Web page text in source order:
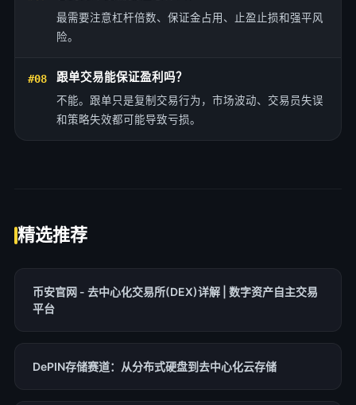
最需要注意杠杆倍数、保证金占用、止盈止损和强平风
险。
#08 跟单交易能保证盈利吗？
不能。跟单只是复制交易行为，市场波动、交易员失误
和策略失效都可能导致亏损。
精选推荐
币安官网 - 去中心化交易所(DEX)详解 | 数字资产自主交易
平台
DePIN存储赛道：从分布式硬盘到去中心化云存储